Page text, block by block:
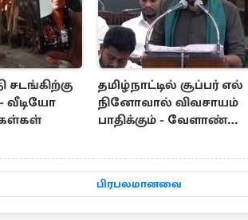
சடங்கிற்கு
வீடியோ
தமிழ்நாட்டில் சூப்பர் எல்
நினோவால் விவசாயம்
பாதிக்கும் - வேளாண்
பிரபலமானவை